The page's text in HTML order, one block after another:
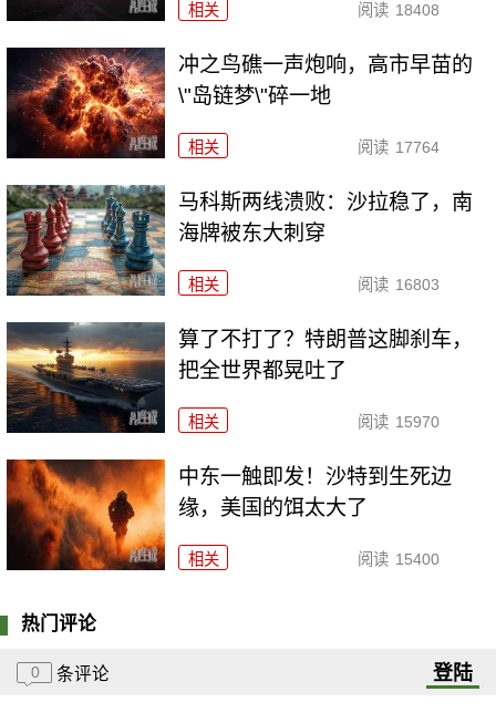
相关 阅读 18408
冲之鸟礁一声炮响，高市早苗的
\"岛链梦\"碎一地
相关 阅读 17764
马科斯两线溃败：沙拉稳了，南
海牌被东大刺穿
相关 阅读 16803
算了不打了？特朗普这脚刹车，
把全世界都晃吐了
相关 阅读 15970
中东一触即发！沙特到生死边
缘，美国的饵太大了
相关 阅读 15400
热门评论
0 条评论 登陆